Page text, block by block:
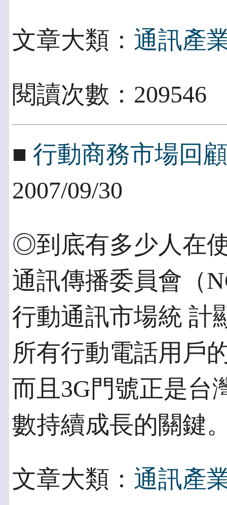
文章大類： 通訊產
閱讀次數：
■ 行動商務市場回
2007/09/30
◎到底有多少人在
通訊傳播委員會（
行動通訊市場統 計
所有行動電話用戶
而且3G門號正是台
數持續成長的關鍵
文章大類： 通訊產